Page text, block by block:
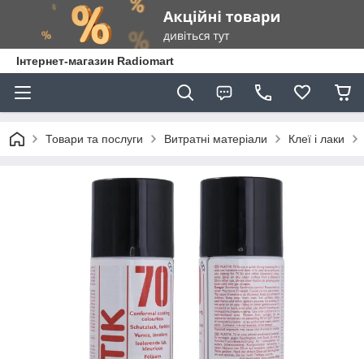
Інтернет-магазин Radiomart
Товари та послуги Витратні матеріали Клеї і лаки